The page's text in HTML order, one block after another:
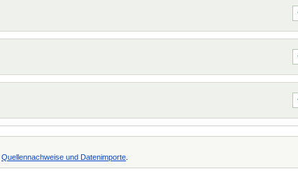
Quellennachweise und Datenimporte